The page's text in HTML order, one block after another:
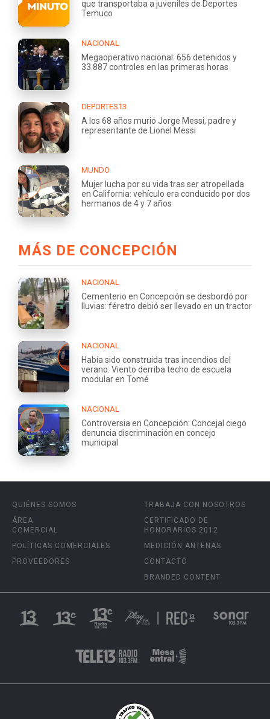
que transportaba a juveniles de Deportes
Temuco
NACIONAL
Megaoperativo nacional: 656 detenidos y
33.887 controles en las primeras horas
DEPORTES13
A los 68 años murió Jorge Messi, padre y
representante de Lionel Messi
MUNDO
Mujer lucha por su vida tras ser atropellada
en California: vehículo era conducido por dos
hermanos de 4 y 7 años
MÁS DE CONCEPCIÓN
NACIONAL
Cementerio en Concepción se desbordó por
lluvias: féretro debió ser llevado en un tractor
NACIONAL
Había sido construida tras incendios del
verano: Viento derriba techo de escuela
modular en Tomé
NACIONAL
Controversia en Concepción: Concejal ciego
denuncia discriminación en concejo
municipal
QUIÉNES SOMOS
ÁREA
COMERCIAL
POLÍTICAS COMERCIALES
PROVEEDORES
TRABAJA CON NOSOTROS
CERTIFICADO DE
HONORARIOS 2012
MEDICIÓN ANTENAS
CONTACTO
BRANDED CONTENT